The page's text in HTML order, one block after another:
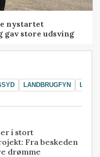
nystartet
gav store udsving
LANDBRUGFYN
i stort
Fra beskeden
drømme